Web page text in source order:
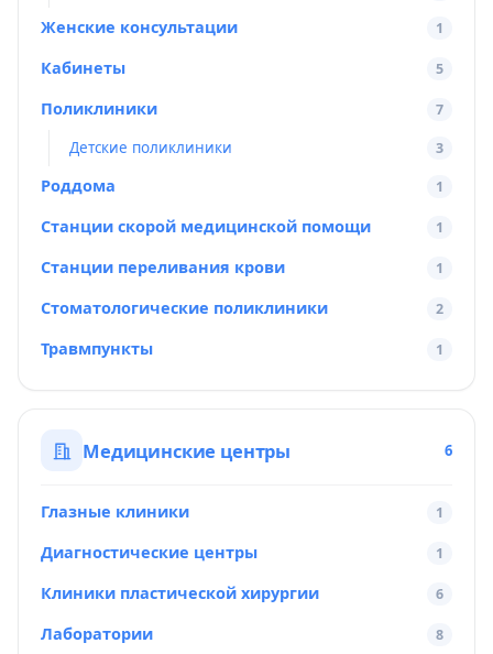
Женские консультации 1
Кабинеты 5
Поликлиники 7
Детские поликлиники 3
Роддома 1
Станции скорой медицинской помощи 1
Станции переливания крови 1
Стоматологические поликлиники 2
Травмпункты 1
Медицинские центры 6
Глазные клиники 1
Диагностические центры 1
Клиники пластической хирургии 6
Лаборатории 8